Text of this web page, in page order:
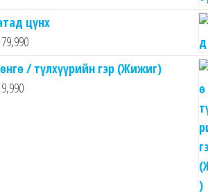
цүнх
79,990
/ түлхүүрийн гэр (Жижиг)
9,990